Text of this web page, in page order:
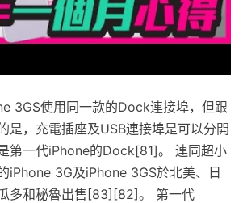
3GS使用同一款的Dock連接埠，但跟
是，充電插座及USB連接埠是可以分開
第一代iPhone的Dock[81]。 連同超小
iPhone 3G及iPhone 3GS於北美、日
多和秘魯出售[83][82]。 第一代